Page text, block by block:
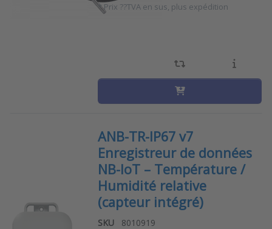
*Prix ??TVA en sus, plus expédition
ANB-TR-IP67 v7
Enregistreur de données
NB-IoT – Température /
Humidité relative
(capteur intégré)
SKU 8010919